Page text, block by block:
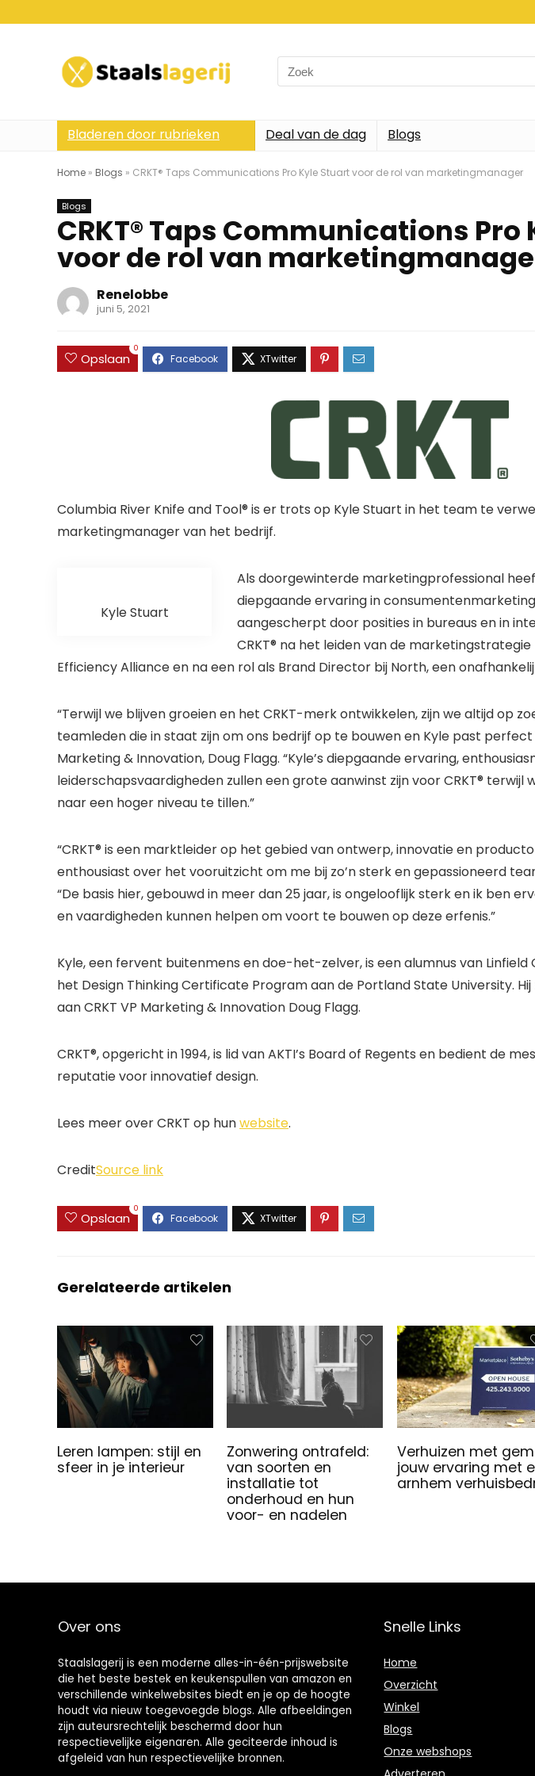
Search
for:
Bladeren door rubrieken Deal van de dag Blogs
Home » Blogs » CRKT® Taps Communications Pro Kyle Stuart voor de rol van marketingmanager
Blogs
CRKT® Taps Communications Pro
voor de rol van
Renelobbe
juni 5, 2021
Opslaan
0
Columbia River Knife and Tool® is er trots op Kyle Stuart in het team te
marketingmanager van het bedrijf.
Kyle Stuart
Als doorgewinterde marketingprofessional
diepgaande ervaring in
aangescherpt door posities in bureaus en in
CRKT® na het leiden van de
Efficiency Alliance en na een rol als Brand Director bij North, een
“Terwijl we blijven groeien en het CRKT-merk ontwikkelen, zijn we altijd op
teamleden die in staat zijn om ons bedrijf op te bouwen en Kyle past perfect
Marketing & Innovation, Doug Flagg. “Kyle’s diepgaande ervaring,
leiderschapsvaardigheden zullen een grote aanwinst zijn voor CRKT® terwijl
naar een hoger niveau te tillen.”
“CRKT® is een marktleider op het gebied van ontwerp, innovatie en
enthousiast over het vooruitzicht om me bij zo’n sterk en gepassioneerd
“De basis hier, gebouwd in meer dan 25 jaar, is ongelooflijk sterk en ik ben
en vaardigheden kunnen helpen om voort te bouwen op deze erfenis.”
Kyle, een fervent buitenmens en doe-het-zelver, is een alumnus van Linfield
het Design Thinking Certificate Program aan de Portland State University.
aan CRKT VP Marketing & Innovation Doug Flagg.
CRKT®, opgericht in 1994, is lid van AKTI’s Board of Regents en bedient de
reputatie voor innovatief design.
Lees meer over CRKT op hunwebsite.
CreditSource link
Opslaan
0
Gerelateerde artikelen
Leren lampen: stijl en
sfeer in je interieur
Zonwering ontrafeld:
van soorten en
installatie tot
onderhoud en hun
voor- en nadelen
Verhuizen met
jouw ervaring met
arnhem
Over ons
Staalslagerij is een moderne alles-in-één-prijswebsite
die het beste bestek en keukenspullen van amazon en
verschillende winkelwebsites biedt en je op de hoogte
houdt via nieuw toegevoegde blogs. Alle afbeeldingen
zijn auteursrechtelijk beschermd door hun
respectievelijke eigenaren. Alle geciteerde inhoud is
afgeleid van hun respectievelijke bronnen.
Snelle Links
Home
Overzicht
Winkel
Blogs
Onze webshops